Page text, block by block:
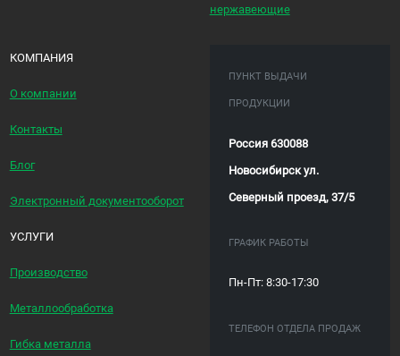
нержавеющие
КОМПАНИЯ
О компании
Контакты
Блог
Электронный документооборот
УСЛУГИ
Производство
Металлообработка
Гибка металла
ПУНКТ ВЫДАЧИ
ПРОДУКЦИИ
Россия 630088
Новосибирск ул.
Северный проезд, 37/5
ГРАФИК РАБОТЫ
Пн-Пт: 8:30-17:30
ТЕЛЕФОН ОТДЕЛА ПРОДАЖ